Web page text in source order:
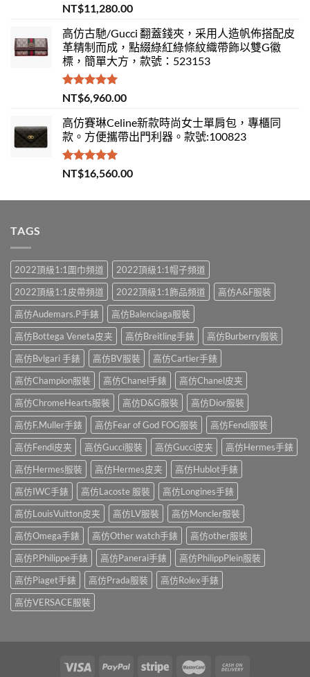
評分5.00
滿分 5
NT$11,280.00
高仿古馳/Gucci 翻蓋錢夾，采用人造帆佈搭配皮
革精制而成，點綴綠紅綠條紋織帶飾以雙G徽
標，簡單大方，款號：523153
評分 5.00
滿分 5
NT$6,960.00
高仿賽琳Celine新款時尚女士單肩包，專櫃同
款。方便攜帶出門利器。款號:100823
評分5.00
滿分 5
NT$16,560.00
TAGS
2022頂級1:1圍巾頻道
2022頂級1:1帽子頻道
2022頂級1:1皮帶頻道
2022頂級1:1飾品頻道
高仿A&F服裝
高仿Audemars.P手錶
高仿Balenciaga服裝
高仿Bottega Veneta皮夹
高仿Breitling手錶
高仿Burberry服裝
高仿Bvlgari 手錶
高仿BV服裝
高仿Cartier手錶
高仿Champion服裝
高仿Chanel手錶
高仿Chanel皮夹
高仿ChromeHearts服裝
高仿D&G服裝
高仿Dior服裝
高仿F.Muller手錶
高仿Fear of God FOG服裝
高仿Fendi服裝
高仿Fendi皮夹
高仿Gucci服裝 高仿Gucci皮夹
高仿Hermes手錶
高仿Hermes服裝
高仿Hermes皮夹
高仿Hublot手錶
高仿IWC手錶
高仿Lacoste 服裝
高仿Longines手錶
高仿LouisVuitton皮夹
高仿LV服裝
高仿Moncler服裝
高仿Omega手錶
高仿Other watch手錶
高仿other服裝
高仿P.Philippe手錶
高仿Panerai手錶
高仿PhilippPlein服裝
高仿Piaget手錶
高仿Prada服裝
高仿Rolex手錶
高仿VERSACE服裝